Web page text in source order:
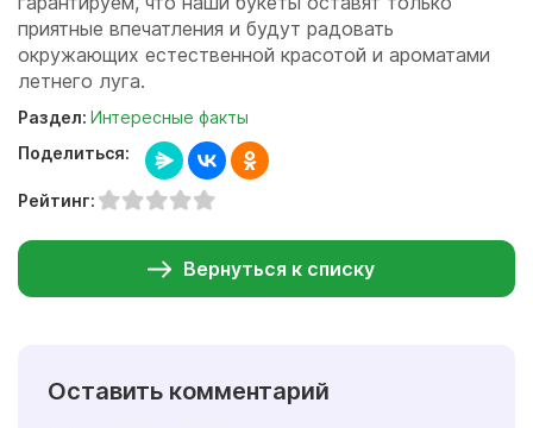
приятные впечатления и будут радовать
окружающих естественной красотой и ароматами
летнего луга.
Раздел: Интересные факты
Поделиться:
Рейтинг:
Вернуться к списку
Оставить комментарий